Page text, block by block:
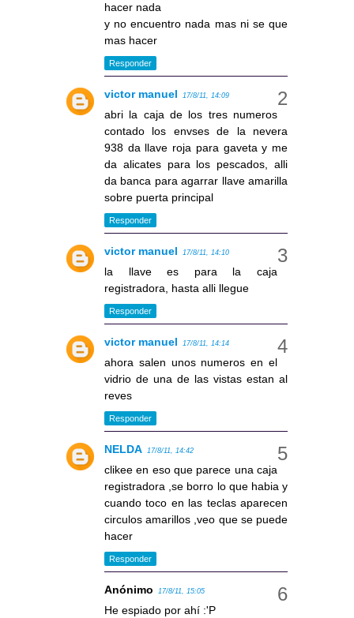
hacer nada
y no encuentro nada mas ni se que
mas hacer
Responder
victor manuel 17/8/11, 14:09
abri la caja de los tres numeros
contado los envses de la nevera
938 da llave roja para gaveta y me
da alicates para los pescados, alli
da banca para agarrar llave amarilla
sobre puerta principal
Responder
victor manuel 17/8/11, 14:10
la llave es para la caja
registradora, hasta alli llegue
Responder
victor manuel 17/8/11, 14:14
ahora salen unos numeros en el
vidrio de una de las vistas estan al
reves
Responder
NELDA 17/8/11, 14:42
clikee en eso que parece una caja
registradora ,se borro lo que habia y
cuando toco en las teclas aparecen
circulos amarillos ,veo que se puede
hacer
Responder
Anónimo 17/8/11, 15:05
He espiado por ahí :'P